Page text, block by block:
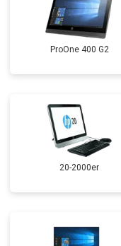
ProOne 400 G2
20-2000er